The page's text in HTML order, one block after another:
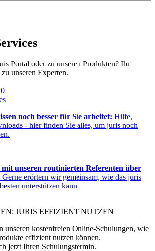
Portal oder zu unseren Produkten? Ihr
unseren Experten.
0
noch besser für Sie arbeitet: Hilfe,
- hier finden Sie alles, um juris noch
mit unseren routinierten Referenten über
Gerne erörtern wir gemeinsam, wie das juris
unterstützen kann.
JURIS EFFIZIENT NUTZEN
unseren kostenfreien Online-Schulungen, wie
effizient nutzen können.
jetzt Ihren Schulungstermin.